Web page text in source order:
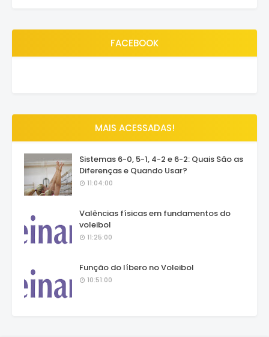
FACEBOOK
MAIS ACESSADAS!
Sistemas 6-0, 5-1, 4-2 e 6-2: Quais São as
Diferenças e Quando Usar?
11:04:00
Valências físicas em fundamentos do
voleibol
11:25:00
Função do líbero no Voleibol
10:51:00